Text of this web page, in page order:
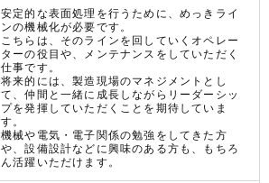
安定的な表面処理を行うために、めっきライ
ンの機械化が必要です。
こちらは、そのラインを回していくオペレー
ターの役目や、メンテナンスをしていただく
仕事です。
将来的には、製造現場のマネジメントとし
て、仲間と一緒に成長しながらリーダーシッ
プを発揮していただくことを期待していま
す。
機械や電気・電子関係の勉強をしてきた方
や、設備設計などに興味のある方も、もちろ
ん活躍いただけます。